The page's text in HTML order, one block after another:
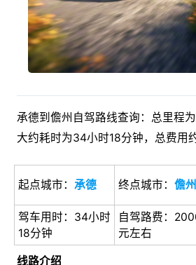
承德到儋州自驾路线查询：总里程
大约耗时为34小时18分钟，总费用
起点城市： 承德 终点城市： 儋州
驾车用时：34小时
18分钟
自驾路费：
元左右
线路介绍